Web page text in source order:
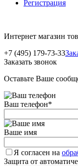
Регистрация
Интернет магазин
+7 (495) 179-73-33
Заказать звонок
Оставьте Ваше
Ваш телефон*
Ваше имя
Я согласен на
Защита от